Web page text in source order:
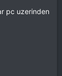
pc uzerinden